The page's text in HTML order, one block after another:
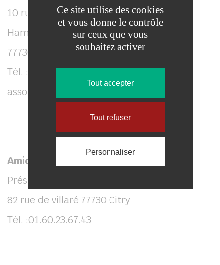
10 rue du plessier
Hameau de villaré
77730 CITRY
Tél. : 07.86.83.15.81
asso.livre.o.vert@gmail.com
Amicale des anciens combattants
Président M. RECHIGNAC Daniel
82 rue de villaré 77730 Citry
Tél. :01.60.23.67.43
Ce site utilise des cookies
et vous donne le contrôle
sur ceux que vous
souhaitez activer
Tout accepter
Tout refuser
Personnaliser